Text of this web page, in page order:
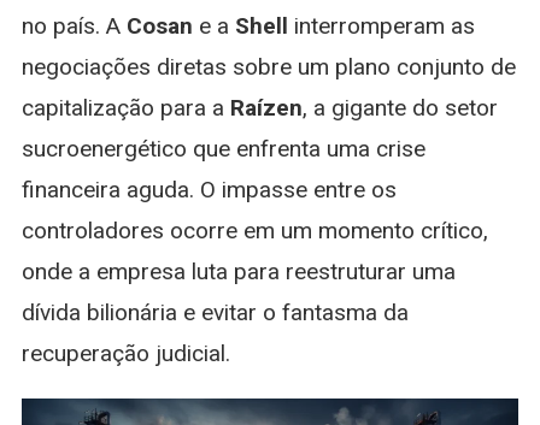
Sobre
Capitalização
no país. A Cosan e a Shell interromperam as
negociações diretas sobre um plano conjunto de
capitalização para a Raízen, a gigante do setor
sucroenergético que enfrenta uma crise
financeira aguda. O impasse entre os
controladores ocorre em um momento crítico,
onde a empresa luta para reestruturar uma
dívida bilionária e evitar o fantasma da
recuperação judicial.